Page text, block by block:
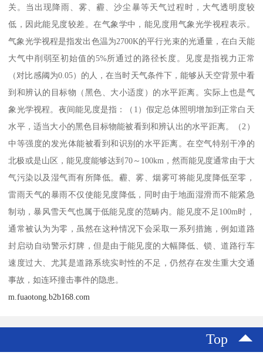
关。当出现降雨、雾、霾、沙尘暴等天气过程时，大气透明度较
低，因此能见度较差。在气象学中，能见度用气象光学视程表示。
气象光学视程是指发出色温为2700K的平行光束的光通量，在白天能
大气中削弱至初始值的5%所通过的路径长度。见度是指视力正常
（对比感阈为0.05）的人，在当时天气条件下，能够从天空背景中看
到和辨认的目标物（黑色、大小适度）的水平距离。实际上也是气
象光学视程。夜间能见度是指：（1）假定总体照明增加到正常白天
水平，适当大小的黑色目标物能被看到和辨认出的水平距离。（2）
中等强度的发光体能被看到和识别的水平距离。在空气特别干净的
北极或是山区，能见度能够达到70～100km，然而能见度通常由于大
气污染以及湿气而有所降低。霾、雾、烟雾可将能见度降低至零，
雷雨天气的暴雨不仅使能见度降低，同时由于地面湿滑而不能紧急
制动，暴风雪天气也属于低能见度的范畴内。能见度不足100m时，
通常被认为为零，虽然在这种情况下会采取一系列措施，例如道路
封启动自动警示灯牌，但是由于能见度的大幅降低、锁、道路行车
速度过大、尤其是道路系统实时性的不足，仍然存在发生重大交通
事故，如连环撞击事件的隐患。
m.fuaotong.b2b168.com
Top